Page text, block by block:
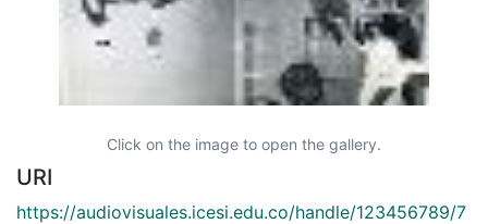
Click on the image to open the gallery.
URI
https://audiovisuales.icesi.edu.co/handle/123456789/7